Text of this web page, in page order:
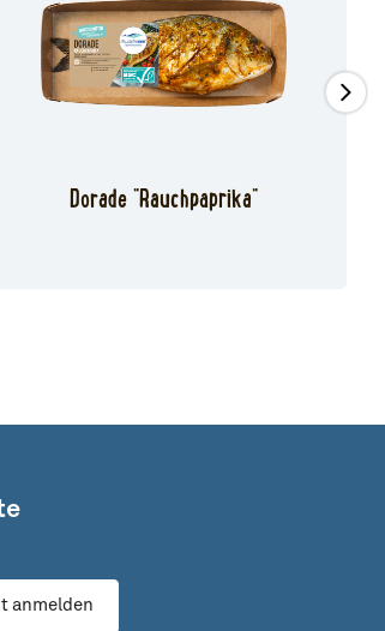
Dorade "Rauchpaprika"
anmelden